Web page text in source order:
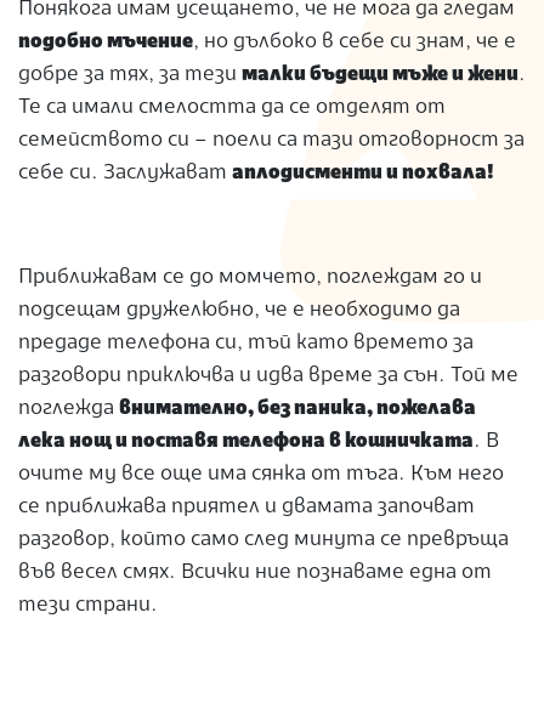
Понякога имам усещането, че не мога да гледам
подобно мъчение, но дълбоко в себе си знам, че е
добре за тях, за тези малки бъдещи мъже и жени.
Те са имали смелостта да се отделят от
семейството си – поели са тази отговорност за
себе си. Заслужават аплодисменти и похвала!
Приближавам се до момчето, поглеждам го и
подсещам дружелюбно, че е необходимо да
предаде телефона си, тъй като времето за
разговори приключва и идва време за сън. Той ме
поглежда внимателно, без паника, пожелава
лека нощ и поставя телефона в кошничката. В
очите му все още има сянка от тъга. Към него
се приближава приятел и двамата започват
разговор, който само след минута се превръща
във весел смях. Всички ние познаваме една от
тези страни.